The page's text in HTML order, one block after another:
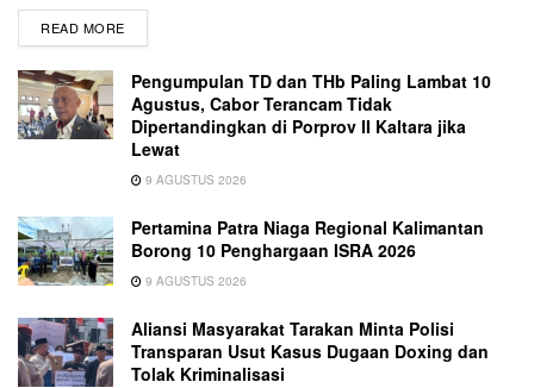
READ MORE
Pengumpulan TD dan THb Paling Lambat 10
Agustus, Cabor Terancam Tidak
Dipertandingkan di Porprov II Kaltara jika
Lewat
9 AGUSTUS 2026
Pertamina Patra Niaga Regional Kalimantan
Borong 10 Penghargaan ISRA 2026
9 AGUSTUS 2026
Aliansi Masyarakat Tarakan Minta Polisi
Transparan Usut Kasus Dugaan Doxing dan
Tolak Kriminalisasi